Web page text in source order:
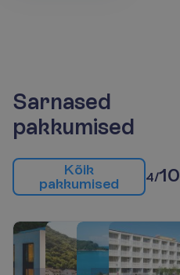
Sarnased
pakkumised
Kõik
pakkumised 4/10